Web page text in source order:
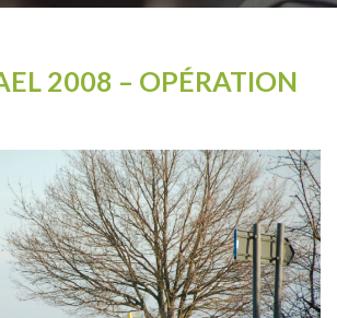
2008 – OPÉRATION